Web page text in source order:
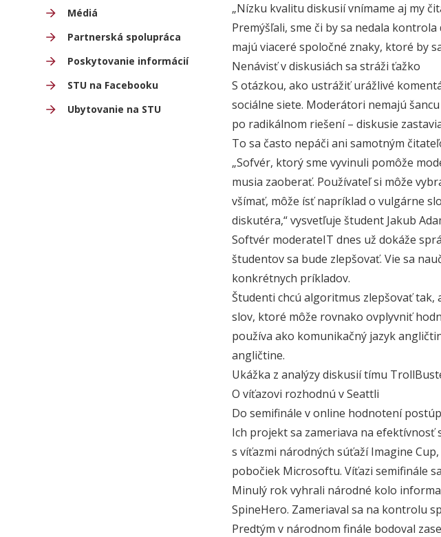
Médiá
Partnerská spolupráca
Poskytovanie informácií
STU na Facebooku
Ubytovanie na STU
„Nízku kvalitu diskusií vnímame aj my
Premýšľali, sme či by sa nedala
majú viaceré spoločné znaky, ktoré by
Nenávisť v diskusiách sa stráži ťažko
S otázkou, ako ustrážiť urážlivé
sociálne siete. Moderátori nemajú
po radikálnom riešení – diskusie
To sa často nepáči ani samotným
„Sofvér, ktorý sme vyvinuli pomôže
musia zaoberať. Používateľ si môže
všímať, môže ísť napríklad o vulgárne
diskutéra,“ vysvetľuje študent Jakub
Softvér moderateIT dnes už dokáže
študentov sa bude zlepšovať. Vie sa
konkrétnych príkladov.
Študenti chcú algoritmus zlepšovať
slov, ktoré môže rovnako ovplyvniť
používa ako komunikačný jazyk
angličtine.
Ukážka z analýzy diskusií tímu
O víťazovi rozhodnú v Seattli
Do semifinále v online hodnotení
Ich projekt sa zameriava na
s víťazmi národných súťaží Imagine
pobočiek Microsoftu. Víťazi semifinále
Minulý rok vyhrali národné kolo
SpineHero. Zameriaval sa na kontrolu
Predtým v národnom finále bodoval